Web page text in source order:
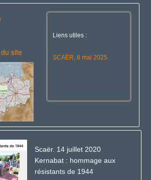
site
Liens utiles :
SCAËR, 8 mai 2025
Scaër. 14 juillet 2020
Kernabat : hommage aux
résistants de 1944